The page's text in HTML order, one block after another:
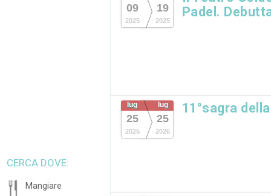
09
2025
19
2025
Padel.
lug
25
2025
lug
25
2026
11°sagra
CERCA DOVE:
Mangiare